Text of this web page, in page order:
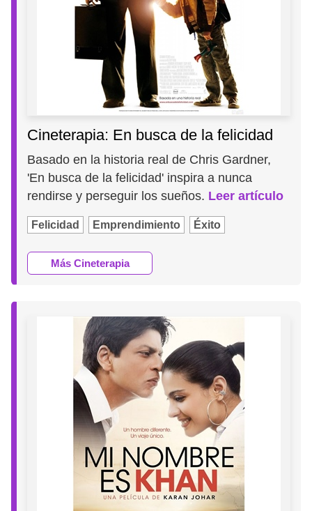
Cineterapia: En busca de la felicidad
Basado en la historia real de Chris Gardner,
'En busca de la felicidad' inspira a nunca
rendirse y perseguir los sueños. Leer artículo
Felicidad Emprendimiento Éxito
Más Cineterapia